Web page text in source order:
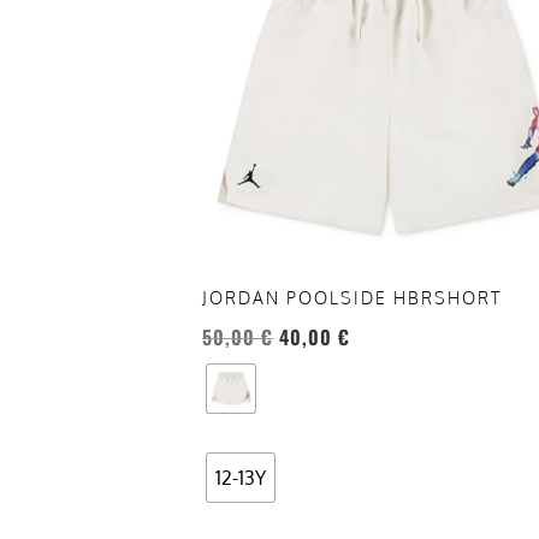
JORDAN POOLSIDE HBRSHORT
50,00€ 40,00 €
12-13Y
varianti.
opzioni
possono
essere
scelte
del
prodotto